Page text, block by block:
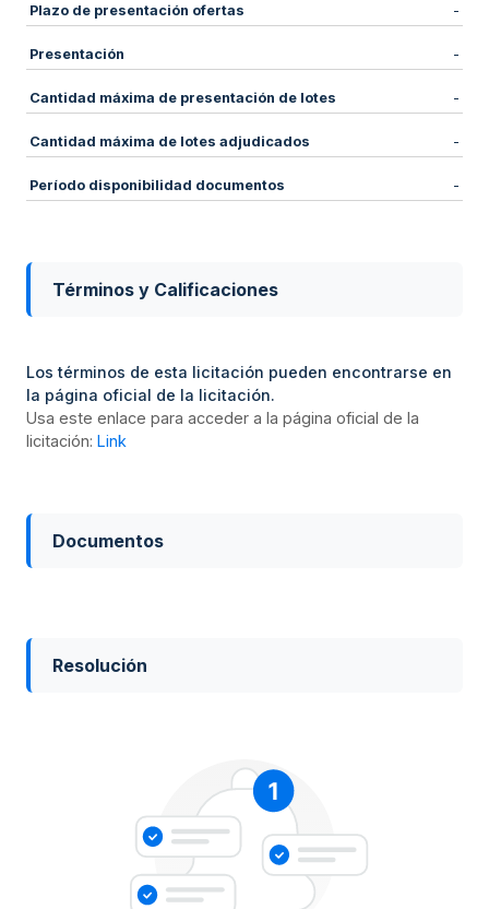
Plazo de presentación ofertas -
Presentación -
Cantidad máxima de presentación de lotes -
Cantidad máxima de lotes adjudicados -
Período disponibilidad documentos -
Términos y Calificaciones
Los términos de esta licitación pueden encontrarse en
la página oficial de la licitación.
Usa este enlace para acceder a la página oficial de la
licitación: Link
Documentos
Resolución